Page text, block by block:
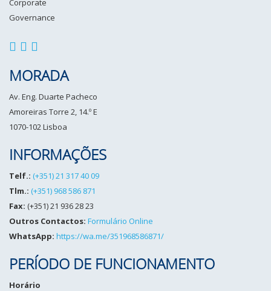
MORADA
Av. Eng. Duarte Pacheco
Amoreiras Torre 2, 14.º E
1070-102 Lisboa
INFORMAÇÕES
Telf.: (+351) 21 317 40 09
Tlm.: (+351) 968 586 871
Fax: (+351) 21 936 28 23
Outros Contactos: Formulário Online
WhatsApp: https://wa.me/351968586871/
PERÍODO DE FUNCIONAMENTO
Horário